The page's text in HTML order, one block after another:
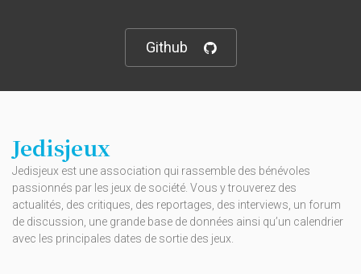
Github
Jedisjeux
Jedisjeux est une association qui rassemble des bénévoles
passionnés par les jeux de société. Vous y trouverez des
actualités, des critiques, des reportages, des interviews, un forum
de discussion, une grande base de données ainsi qu’un calendrier
avec les principales dates de sortie des jeux.